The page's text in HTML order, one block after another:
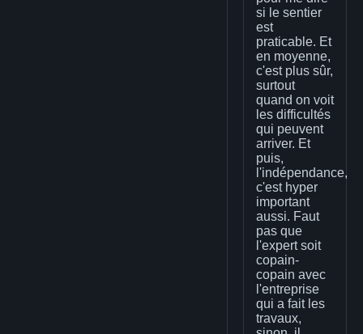
si le sentier
est
praticable. Et
en moyenne,
c'est plus sûr,
surtout
quand on voit
les difficultés
qui peuvent
arriver. Et
puis,
l'indépendance,
c'est hyper
important
aussi. Faut
pas que
l'expert soit
copain-
copain avec
l'entreprise
qui a fait les
travaux,